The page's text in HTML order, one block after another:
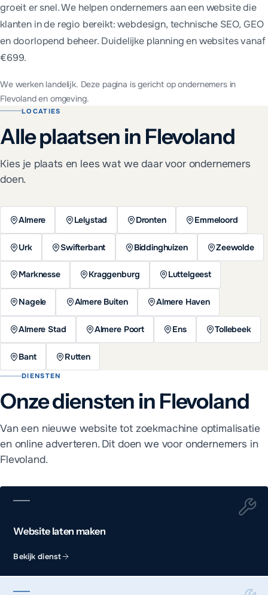
Veel regelen we online of telefonisch. Voor een grondige
groeit er snel. We helpen ondernemers aan een website die
klanten in de regio bereikt: webdesign, technische SEO, GEO
en doorlopend beheer. Duidelijke planning en websites vanaf
€699.
We werken landelijk. Deze pagina is gericht op ondernemers in
Flevoland en omgeving.
LOCATIES
Alle plaatsen in Flevoland
Kies je plaats en lees wat we daar voor ondernemers
doen.
Almere Lelystad Dronten Emmeloord
Urk Swifterbant Biddinghuizen Zeewolde
Marknesse Kraggenburg Luttelgeest
Nagele Almere Buiten Almere Haven
Almere Stad Almere Poort Ens Tollebeek
Bant Rutten
DIENSTEN
Onze diensten in Flevoland
Van een nieuwe website tot zoekmachine optimalisatie
en online adverteren. Dit doen we voor ondernemers in
Flevoland.
Website laten maken
Bekijk dienst